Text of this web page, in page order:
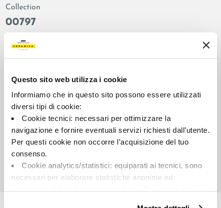
Questo sito web utilizza i cookie
Informiamo che in questo sito possono essere utilizzati
diversi tipi di cookie:
Cookie tecnici: necessari per ottimizzare la
navigazione e fornire eventuali servizi richiesti dall’utente.
Per questi cookie non occorre l’acquisizione del tuo
consenso.
Cookie analytics/statistici: equiparati ai tecnici, sono
necessari per elaborare statistiche anonime ed
Collection
00797
Couleur:
Blanc
Fond
Format:
30.0x30.0
mat
Stonalisation:
Unité de measure:
MQ
Share: